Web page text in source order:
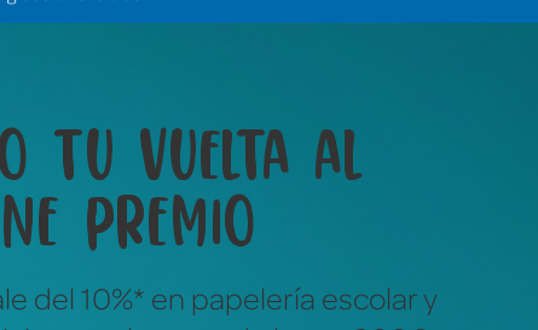
juegos que lo
todo sin decir ni